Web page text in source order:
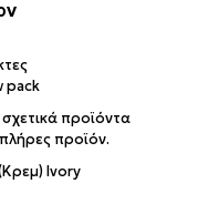
pack
προϊόντα
προϊόν.
Ivory